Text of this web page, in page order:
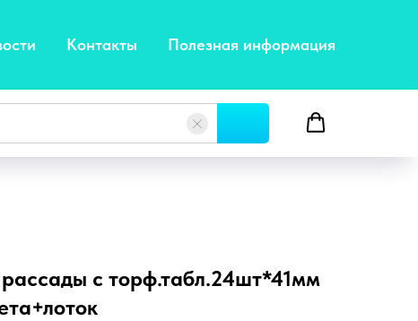
Контакты Полезная информация
с торф.табл.24шт*41мм